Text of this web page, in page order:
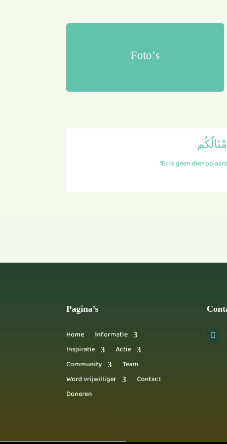
Foto’s
“Er is geen dier op
Pagina’s
Home
Informatie
Inspiratie
Actie
Community
Team
Word vrijwilliger
Contact
Doneren
